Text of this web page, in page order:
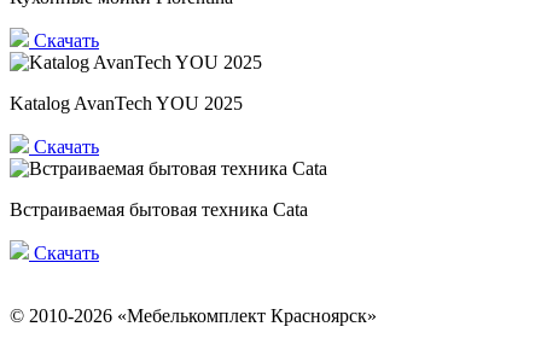
Скачать
Katalog AvanTech YOU 2025
Скачать
Встраиваемая бытовая техника Cata
Скачать
© 2010-2026 «Мебелькомплект Красноярск»